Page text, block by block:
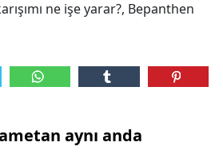
ne işe yarar?, Bepanthen
aynı anda